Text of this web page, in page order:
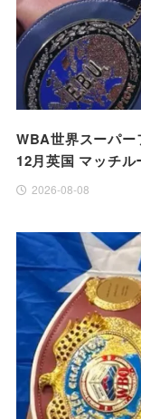
WBA世界スーパ
12月英国 マッチ
2026-08-08